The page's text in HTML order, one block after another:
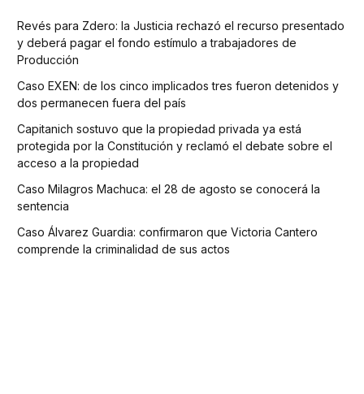
Revés para Zdero: la Justicia rechazó el recurso presentado
y deberá pagar el fondo estímulo a trabajadores de
Producción
Caso EXEN: de los cinco implicados tres fueron detenidos y
dos permanecen fuera del país
Capitanich sostuvo que la propiedad privada ya está
protegida por la Constitución y reclamó el debate sobre el
acceso a la propiedad
Caso Milagros Machuca: el 28 de agosto se conocerá la
sentencia
Caso Álvarez Guardia: confirmaron que Victoria Cantero
comprende la criminalidad de sus actos